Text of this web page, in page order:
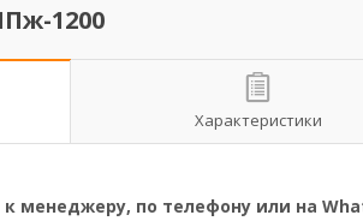
1200
Характеристики
менеджеру, по телефону или на